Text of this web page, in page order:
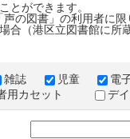
とができます。
の図書」の利用者に限
合（港区立図書館に所
雑誌 児童
電
用カセット
デ